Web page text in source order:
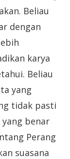
Beliau
dengan
karya
Beliau
yang
tidak pasti
benar
Perang
suasana